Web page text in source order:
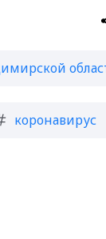
коронавирус